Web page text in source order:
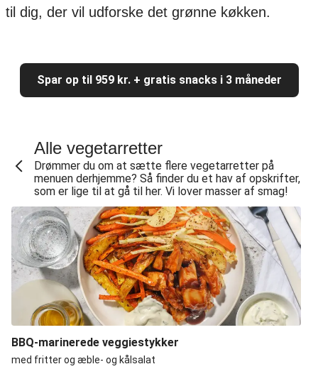
til dig, der vil udforske det grønne køkken.
Spar op til 959 kr. + gratis snacks i 3 måneder
Alle vegetarretter
Drømmer du om at sætte flere vegetarretter på
menuen derhjemme? Så finder du et hav af opskrifter,
som er lige til at gå til her. Vi lover masser af smag!
BBQ-marinerede veggiestykker
med fritter og æble- og kålsalat